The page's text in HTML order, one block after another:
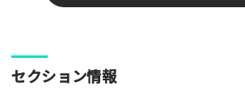
パークやスポットの写真をぜひお送りくだ
がみんなの参考となります！
セクション情報